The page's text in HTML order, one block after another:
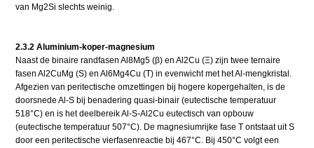
van Mg2Si slechts weinig.
2.3.2 Aluminium-koper-magnesium
Naast de binaire randfasen Al8Mg5 (β) en Al2Cu (Ξ) zijn twee ternaire
fasen Al2CuMg (S) en Al6Mg4Cu (T) in evenwicht met het Al-mengkristal.
Afgezien van peritectische omzettingen bij hogere kopergehalten, is de
doorsnede Al-S bij benadering quasi-binair (eutectische temperatuur
518°C) en is het deelbereik Al-S-Al2Cu eutectisch van opbouw
(eutectische temperatuur 507°C). De magnesiumrijke fase T ontstaat uit S
door een peritectische vierfasenreactie bij 467°C. Bij 450°C volgt een